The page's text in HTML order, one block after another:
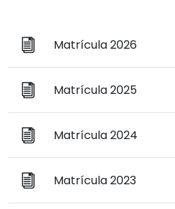
Matrícula 2026
Matrícula 2025
Matrícula 2024
Matrícula 2023